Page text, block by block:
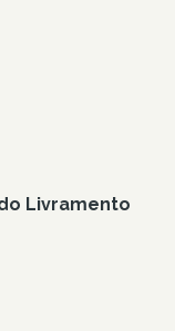
Livramento